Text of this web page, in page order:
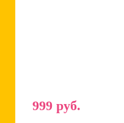
999 руб.